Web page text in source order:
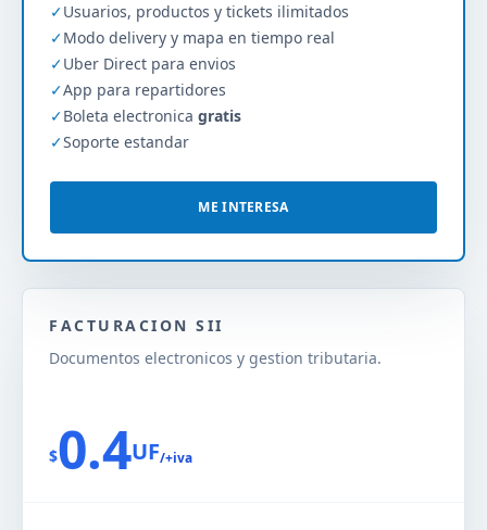
✓Usuarios, productos y tickets ilimitados
✓Modo delivery y mapa en tiempo real
✓Uber Direct para envios
✓App para repartidores
✓Boleta electronica gratis
✓Soporte estandar
ME INTERESA
FACTURACION SII
Documentos electronicos y gestion tributaria.
$0.4UF/+iva